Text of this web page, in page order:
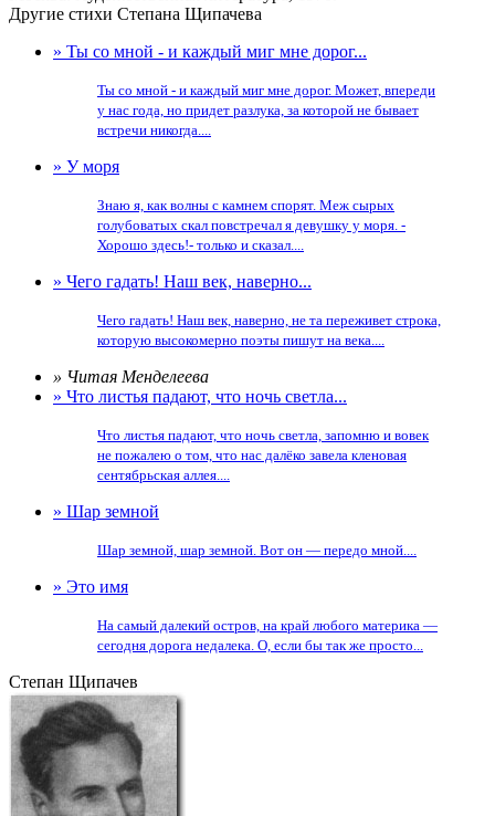
Другие стихи Степана Щипачева
» Ты со мной - и каждый миг мне дорог...
Ты со мной - и каждый миг мне дорог. Может, впереди
у нас года, но придет разлука, за которой не бывает
встречи никогда....
» У моря
Знаю я, как волны с камнем спорят. Меж сырых
голубоватых скал повстречал я девушку у моря. -
Хорошо здесь!- только и сказал....
» Чего гадать! Наш век, наверно...
Чего гадать! Наш век, наверно, не та переживет строка,
которую высокомерно поэты пишут на века....
» Читая Менделеева
» Что листья падают, что ночь светла...
Что листья падают, что ночь светла, запомню и вовек
не пожалею о том, что нас далёко завела кленовая
сентябрьская аллея....
» Шар земной
Шар земной, шар земной. Вот он — передо мной....
» Это имя
На самый далекий остров, на край любого материка —
сегодня дорога недалека. О, если бы так же просто...
Степан Щипачев